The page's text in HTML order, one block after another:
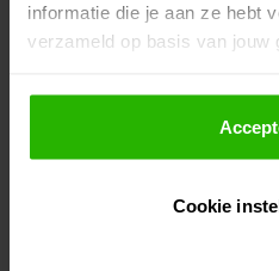
informatie die je aan ze hebt
verzameld op basis van jouw
Als je op "Accepteer" klikt,
toestemming om cookies
gepersonaliseerde
Lees hier meer over in ons
Cookie